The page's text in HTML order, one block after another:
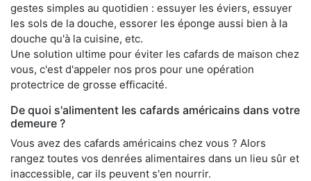
gestes simples au quotidien : essuyer les éviers, essuyer
les sols de la douche, essorer les éponge aussi bien à la
douche qu'à la cuisine, etc.
Une solution ultime pour éviter les cafards de maison chez
vous, c'est d'appeler nos pros pour une opération
protectrice de grosse efficacité.
De quoi s'alimentent les cafards américains dans votre
demeure ?
Vous avez des cafards américains chez vous ? Alors
rangez toutes vos denrées alimentaires dans un lieu sûr et
inaccessible, car ils peuvent s'en nourrir.